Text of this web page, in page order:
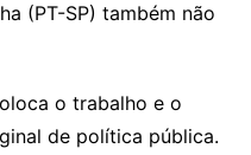
(PT-SP) também não
o trabalho e o
de política pública.